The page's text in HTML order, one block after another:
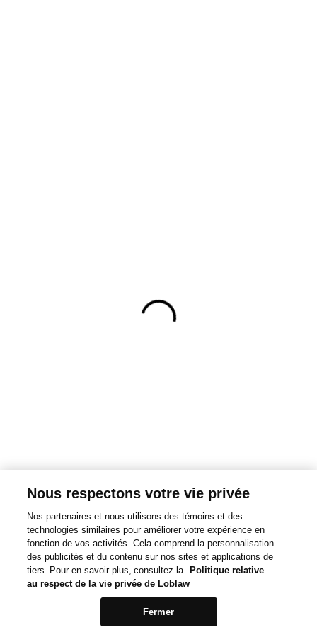
Nous respectons votre vie privée
Nos partenaires et nous utilisons des témoins et des
technologies similaires pour améliorer votre expérience en
fonction de vos activités. Cela comprend la personnalisation
des publicités et du contenu sur nos sites et applications de
tiers. Pour en savoir plus, consultez la
Politique relative
au respect de la vie privée de Loblaw
Fermer